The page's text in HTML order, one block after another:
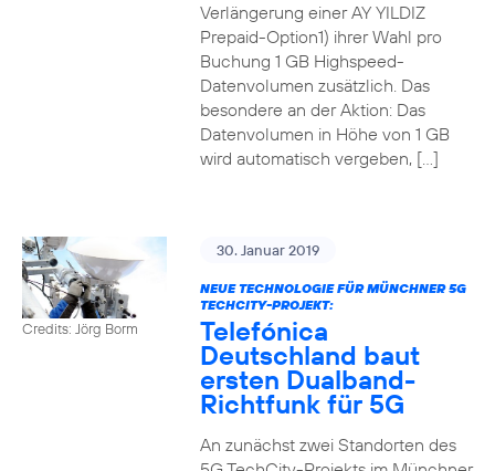
Verlängerung einer AY YILDIZ
Prepaid-Option1) ihrer Wahl pro
Buchung 1 GB Highspeed-
Datenvolumen zusätzlich. Das
besondere an der Aktion: Das
Datenvolumen in Höhe von 1 GB
wird automatisch vergeben, […]
Credits: Jörg Borm
30. Januar 2019
NEUE TECHNOLOGIE FÜR MÜNCHNER 5G
TECHCITY-PROJEKT:
Telefónica
Deutschland baut
ersten Dualband-
Richtfunk für 5G
An zunächst zwei Standorten des